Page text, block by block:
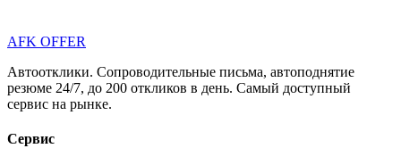
AFK OFFER
Автоотклики. Сопроводительные письма, автоподнятие
резюме 24/7, до 200 откликов в день. Самый доступный
сервис на рынке.
Сервис